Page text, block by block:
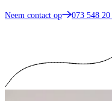
Neem contact op 073 548 20